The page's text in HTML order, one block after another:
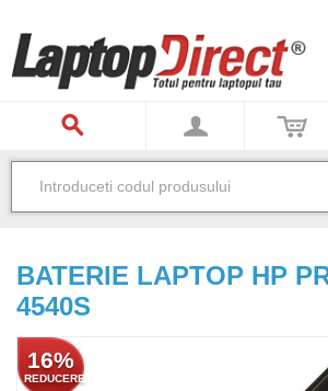
BATERIE LAPTOP HP
4540S
16%
REDUCERE